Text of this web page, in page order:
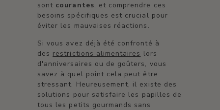
sont courantes, et comprendre ces
besoins spécifiques est crucial pour
éviter les mauvaises réactions.
Si vous avez déjà été confronté à
des restrictions alimentaires lors
d'anniversaires ou de goûters, vous
savez à quel point cela peut être
stressant. Heureusement, il existe des
solutions pour satisfaire les papilles de
tous les petits gourmands sans